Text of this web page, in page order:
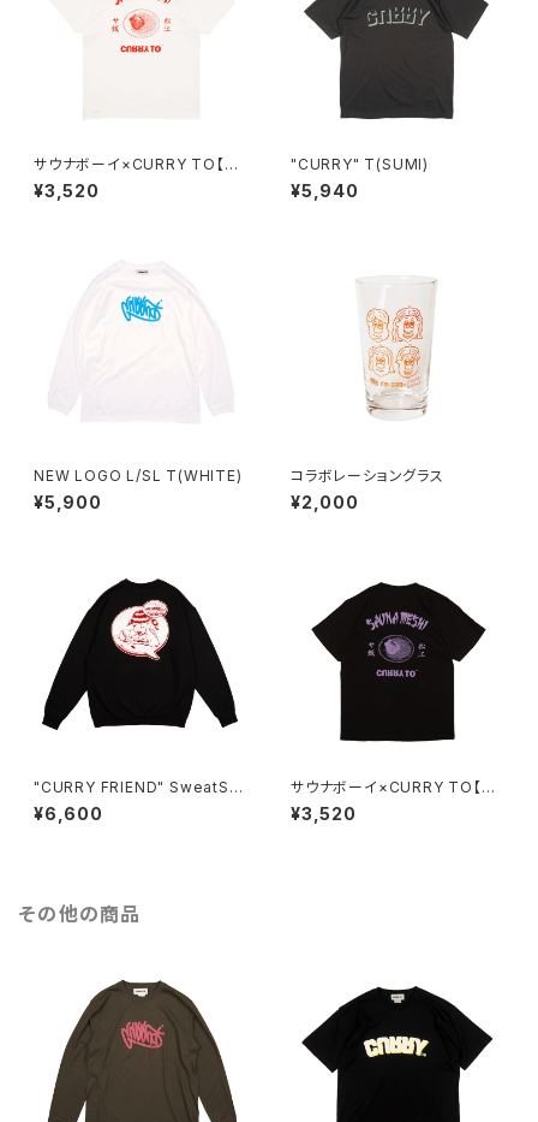
サウナボーイ×CURRY TO【サ
ウナ飯T 松江】WHITE
¥3,520
"CURRY" T(SUMI)
¥5,940
NEW LOGO L/SL T(WHITE)
¥5,900
コラボレーショングラス
¥2,000
"CURRY FRIEND" SweatShi
rt BLACK
¥6,600
サウナボーイ×CURRY TO【サ
ウナ飯T 松江】BLACK
¥3,520
その他の商品